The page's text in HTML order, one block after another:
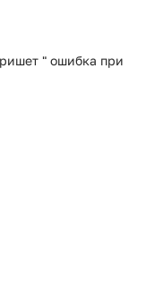
" ошибка при